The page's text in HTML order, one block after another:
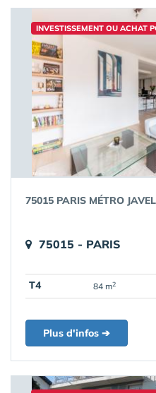
INVESTISSEMENT OU ACHAT
75015 PARIS MÉTRO
75015 - PARIS
T4 84 m2
Plus d'infos ➔